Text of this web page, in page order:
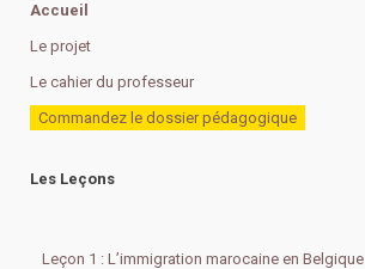
Accueil
Le projet
Le cahier du professeur
Commandez le dossier pédagogique
Les Leçons
Leçon 1 : L’immigration marocaine en Belgique